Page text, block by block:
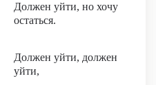
Должен уйти, но хочу
остаться.
Должен уйти, должен
уйти,